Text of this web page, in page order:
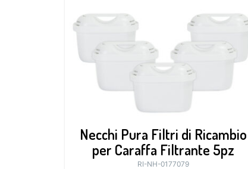
Necchi Pura Filtri di Ricambio
per Caraffa Filtrante 5pz
RI-NH-0177079